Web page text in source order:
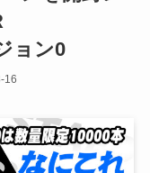
ョン0
16